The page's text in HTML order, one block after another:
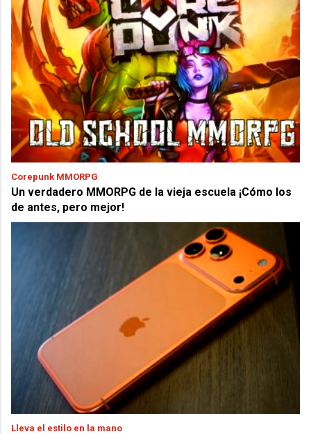
Corepunk MMORPG
Un verdadero MMORPG de la vieja escuela ¡Cómo los
de antes, pero mejor!
Lleva el estilo en la mano